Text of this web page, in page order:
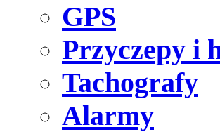
GPS
Przyczepy i
Tachografy
Alarmy